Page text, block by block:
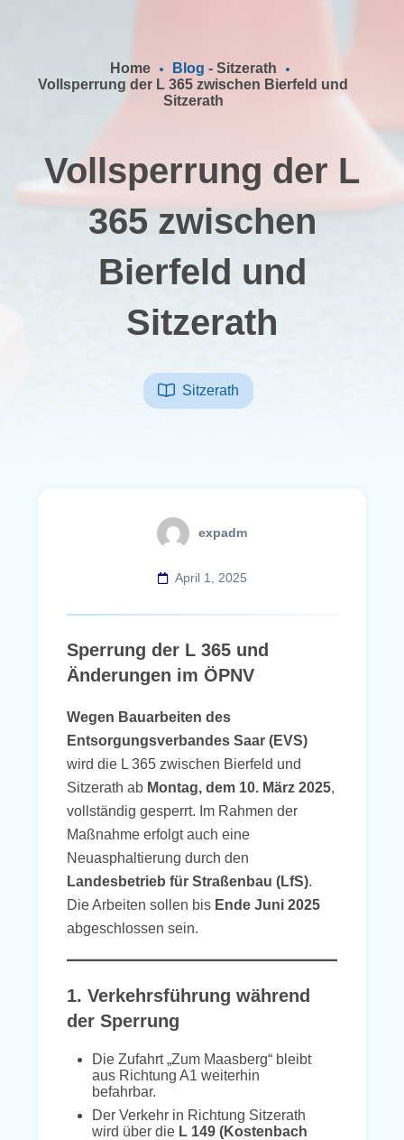
Home Blog - Sitzerath
Vollsperrung der L 365 zwischen Bierfeld und
Sitzerath
Vollsperrung der L
365 zwischen
Bierfeld und
Sitzerath
Sitzerath
expadm
April 1, 2025
Sperrung der L 365 und
Änderungen im ÖPNV
Wegen Bauarbeiten des
Entsorgungsverbandes Saar (EVS)
wird die L 365 zwischen Bierfeld und
Sitzerath ab Montag, dem 10. März 2025,
vollständig gesperrt. Im Rahmen der
Maßnahme erfolgt auch eine
Neuasphaltierung durch den
Landesbetrieb für Straßenbau (LfS).
Die Arbeiten sollen bis Ende Juni 2025
abgeschlossen sein.
1. Verkehrsführung während
der Sperrung
Die Zufahrt „Zum Maasberg“ bleibt
aus Richtung A1 weiterhin
befahrbar.
Der Verkehr in Richtung Sitzerath
wird über die L 149 (Kostenbach